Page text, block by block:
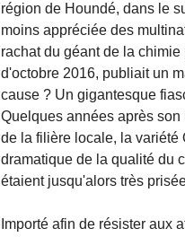
région de Houndé, dans le
moins appréciée des
rachat du géant de la
d'octobre 2016, publiait un
cause ? Un gigantesque
Quelques années après
de la filière locale, la variété
dramatique de la qualité du
étaient jusqu'alors très
Importé afin de résister aux